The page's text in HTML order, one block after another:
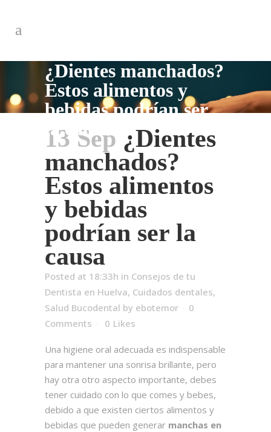
¿Dientes manchados?
Estos alimentos y
bebidas podrían ser
la causa
13 Sep ¿Dientes
manchados?
Estos alimentos
y bebidas
podrían ser la
causa
Posted at 18:33h in Consejos de tu
Dentista en Huelva, Cuidados dentales,
Salud Bucodental by ebotemor
0
Comments
0 Likes
Una higiene oral adecuada es indispensable
para mantener una sonrisa brillante, pero
hay otra otro aspecto importante, debes
tener cuidado con lo que comes y bebes,
debido a que existen ciertos alimentos y
bebidas que pueden generar manchas en